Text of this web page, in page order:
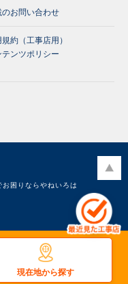
のお問い合わせ
約（工事店用）
テンツポリシー
困りならやねいろは
現在地から探す